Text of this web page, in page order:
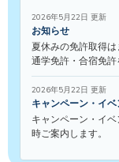
2026年5月22日 更新
お知らせ
夏休みの免許取得は
通学免許・合宿免許
2026年5月22日 更新
キャンペーン・イベ
キャンペーン・イ
時ご案内します。